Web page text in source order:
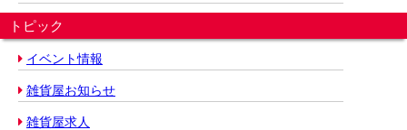
トピック
イベント情報
雑貨屋お知らせ
雑貨屋求人